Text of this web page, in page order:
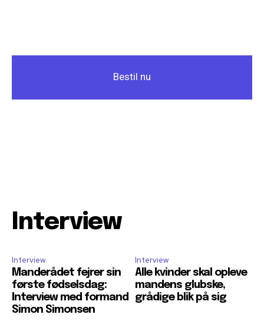
Bestil nu
Interview
Interview
Manderådet fejrer sin
første fødselsdag:
Interview med formand
Simon Simonsen
Interview
Alle kvinder skal opleve
mandens glubske,
grådige blik på sig